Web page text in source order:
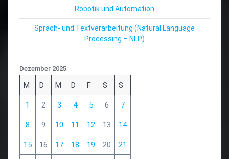
Robotik und Automation
Sprach- und Textverarbeitung (Natural Language
Processing – NLP)
Dezember 2025
M D M D F S S
1 2 3 4 5 6 7
8 9 10 11 12 13 14
15 16 17 18 19 20 21